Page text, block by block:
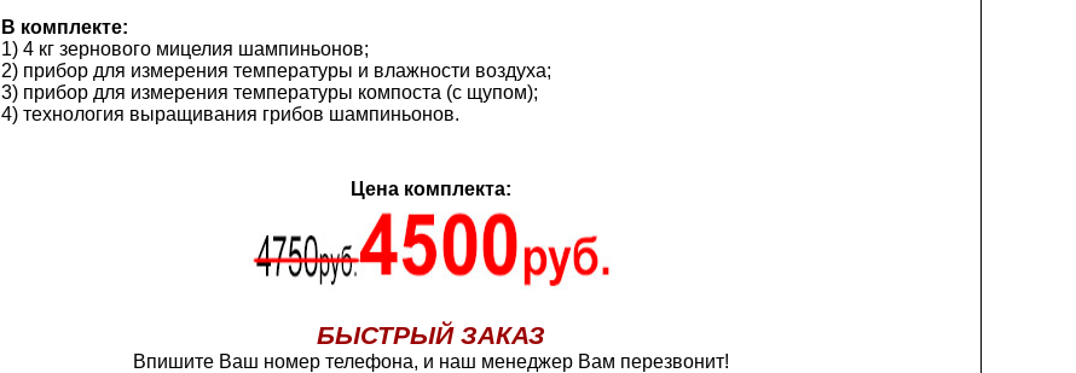
В комплекте:
1) 4 кг зернового мицелия шампиньонов;
2) прибор для измерения температуры и влажности воздуха;
3) прибор для измерения температуры компоста (с щупом);
4) технология выращивания грибов шампиньонов.
Цена комплекта:
БЫСТРЫЙ ЗАКАЗ
Впишите Ваш номер телефона, и наш менеджер Вам перезвонит!